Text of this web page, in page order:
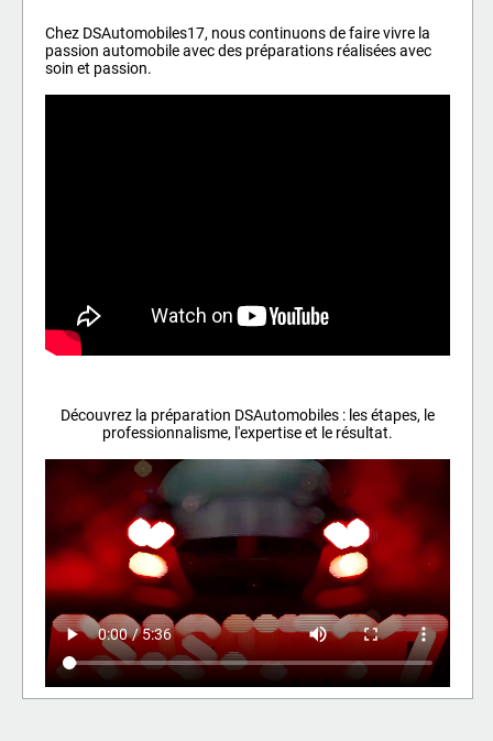
Chez DSAutomobiles17, nous continuons de faire vivre la
passion automobile avec des préparations réalisées avec
soin et passion.
Découvrez la préparation DSAutomobiles : les étapes, le
professionnalisme, l'expertise et le résultat.